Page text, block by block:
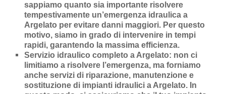
sappiamo quanto sia importante risolvere
tempestivamente un’emergenza idraulica a
Argelato per evitare danni maggiori. Per questo
motivo, siamo in grado di intervenire intempi
rapidi, garantendo la massima efficienza.
Servizio idraulico completo a Argelato: non ci
limitiamo a risolvere l’emergenza, ma forniamo
ancheservizi di riparazione, manutenzione e
sostituzione di impianti idraulici a Argelato. In